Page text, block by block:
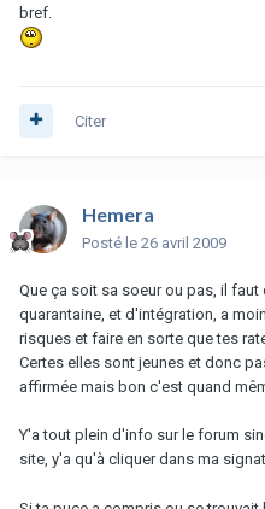
bref.
Citer
Hemera
Posté le 26 avril 2009
Que ça soit sa soeur ou pas, il
quarantaine, et d'intégration, a
risques et faire en sorte que tes
Certes elles sont jeunes et donc
affirmée mais bon c'est quand
Y'a tout plein d'info sur le forum
site, y'a qu'à cliquer dans ma